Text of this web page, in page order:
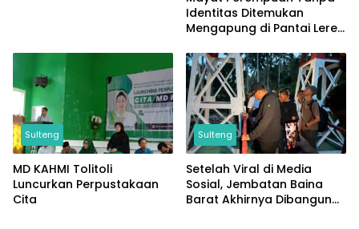
Identitas Ditemukan
Mengapung di Pantai Lere,
Buaya
Sulteng
MD KAHMI Tolitoli
Luncurkan Perpustakaan
Cita
Sulteng
Setelah Viral di Media
Sosial, Jembatan Baina
Barat Akhirnya Dibangun
Sulteng Sulteng